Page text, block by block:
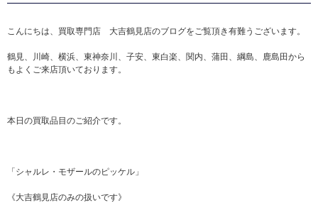
こんにちは、買取専門店 大吉鶴見店のブログをご覧頂き有難うございます。
鶴見、川崎、横浜、東神奈川、子安、東白楽、関内、蒲田、綱島、鹿島田から
もよくご来店頂いております。
本日の買取品目のご紹介です。
「シャルレ・モザールのピッケル」
《大吉鶴見店のみの扱いです》